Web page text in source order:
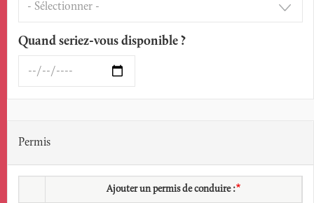
Quand seriez-vous disponible ?
Quand
seriez-
vous
Permis
Ajouter un permis de conduire :